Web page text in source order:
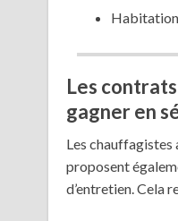
Habitation
Les
gagner en
Les chauffagistes
proposent
d’entretien. Cela